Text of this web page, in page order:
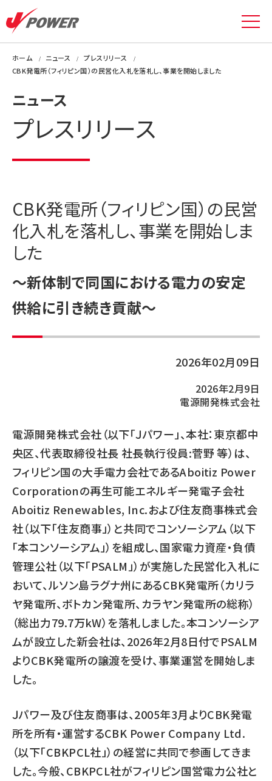
ホーム ニュース
プレスリリース
CBK発電所（フィリピン国）の民営化入札を落札し、事業を開始しました
ニュース
プレスリリース
CBK発電所（フィリピン国）の民営
化入札を落札し、事業を開始しま
した
～新体制で同国における電力の安定
供給に引き続き貢献～
2026年02月09日
2026年2月9日
電源開発株式会社
電源開発株式会社（以下「Ｊパワー」、本社：東京都中
央区、代表取締役社長 社長執行役員:菅野 等）は、
フィリピン国の大手電力会社であるAboitiz Power
Corporationの再生可能エネルギー発電子会社
Aboitiz Renewables, Inc.および住友商事株式会
社（以下「住友商事」）と共同でコンソーシアム（以下
「本コンソーシアム」）を組成し、国家電力資産・負債
管理公社（以下「PSALM」）が実施した民営化入札に
おいて、ルソン島ラグナ州にあるCBK発電所（カリラ
ヤ発電所、ボトカン発電所、カラヤン発電所の総称）
（総出力79.7万kW）を落札しました。本コンソーシア
ムが設立した新会社は、2026年2月8日付でPSALM
よりCBK発電所の譲渡を受け、事業運営を開始しま
した。
Ｊパワー及び住友商事は、2005年3月よりCBK発電
所を所有・運営するCBK Power Company Ltd.
（以下「CBKPCL社」）の経営に共同で参画してきま
した。今般、CBKPCL社がフィリピン国営電力公社と